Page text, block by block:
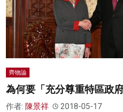
齊物論
為何要「充分尊重特區政
作者: 陳景祥 2018-05-17